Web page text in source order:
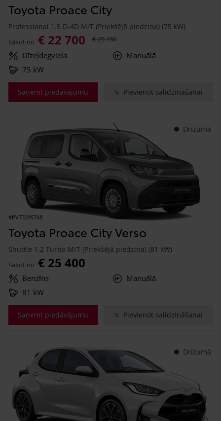
Toyota Proace City
Professional 1.5 D-4D M/T (Priekšējā piedziņa) (75 kW)
Sākot no € 22 700 € 25 150
Dīzeļdegviela
Manuālā
75 kW
Saņemt piedāvājumu Pievienot salīdzināšanai
Drīzumā
#PVT3295748
Toyota Proace City Verso
Shuttle 1.2 Turbo M/T (Priekšējā piedziņa) (81 kW)
Sākot no € 25 400
Benzīns
Manuālā
81 kW
Saņemt piedāvājumu Pievienot salīdzināšanai
Drīzumā